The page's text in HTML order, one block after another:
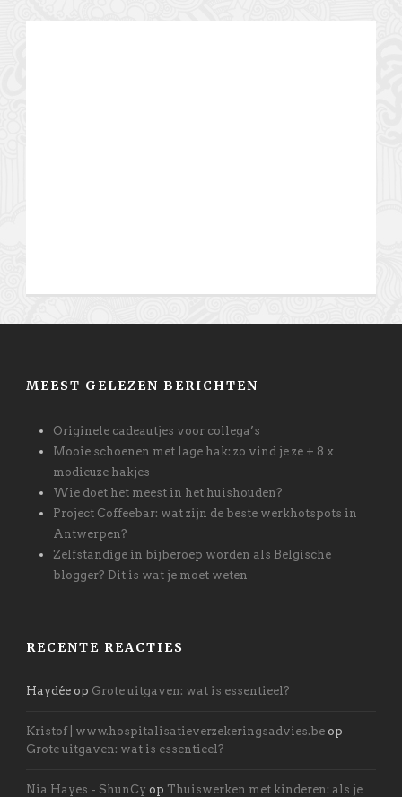
MEEST GELEZEN BERICHTEN
Originele cadeautjes voor collega’s
Mooie schoenen met lage hak: zo vind je ze + 8 x
modieuze hakjes
Wie doet het meest in het huishouden?
Project Coffeebar: wat zijn de beste werkhotspots in
Antwerpen?
Zelfstandige in bijberoep worden als Belgische
blogger? Dit is wat je moet weten
RECENTE REACTIES
Haydée op Grote uitgaven: wat is essentieel?
Kristof | www.hospitalisatieverzekeringsadvies.be op
Grote uitgaven: wat is essentieel?
Nia Hayes - ShunCy op Thuiswerken met kinderen: als je